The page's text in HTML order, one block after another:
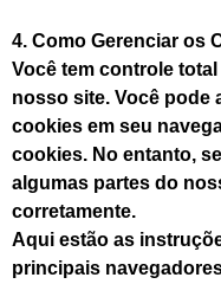
4. Como Gerenciar os
Você tem controle
nosso site. Você pode
cookies em seu
cookies. No entanto,
algumas partes do
corretamente.
Aqui estão as
principais